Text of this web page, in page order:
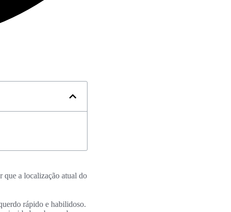
que a localização atual do
rápido e habilidoso.